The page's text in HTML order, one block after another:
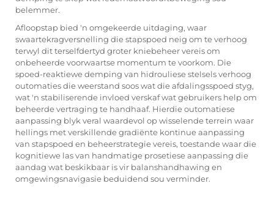
belemmer.
Afloopstap bied 'n omgekeerde uitdaging, waar
swaartekragversnelling die stapspoed neig om te verhoog
terwyl dit terselfdertyd groter kniebeheer vereis om
onbeheerde voorwaartse momentum te voorkom. Die
spoed-reaktiewe demping van hidrouliese stelsels verhoog
outomaties die weerstand soos wat die afdalingsspoed styg,
wat 'n stabiliserende invloed verskaf wat gebruikers help om
beheerde vertraging te handhaaf. Hierdie outomatiese
aanpassing blyk veral waardevol op wisselende terrein waar
hellings met verskillende gradiënte kontinue aanpassing
van stapspoed en beheerstrategie vereis, toestande waar die
kognitiewe las van handmatige prosetiese aanpassing die
aandag wat beskikbaar is vir balanshandhawing en
omgewingsnavigasie beduidend sou verminder.